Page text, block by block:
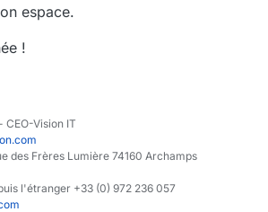
espace.
!
CEO-Vision IT
des Frères Lumière 74160 Archamps
l'étranger +33 (0) 972 236 057